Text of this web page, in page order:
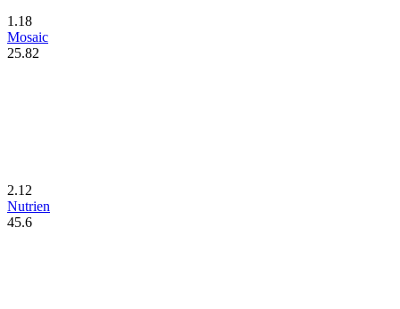
1.18
Mosaic
25.82
2.12
Nutrien
45.6